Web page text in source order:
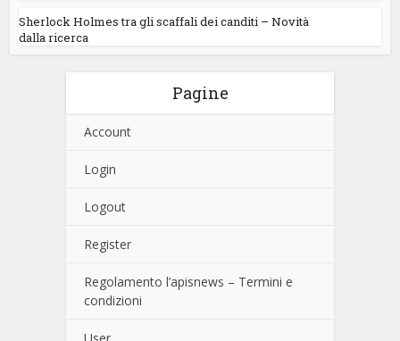
Sherlock Holmes tra gli scaffali dei canditi – Novità
dalla ricerca
Pagine
Account
Login
Logout
Register
Regolamento l’apisnews – Termini e
condizioni